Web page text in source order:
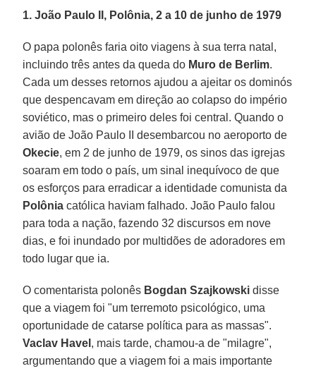
1. João Paulo II, Polônia, 2 a 10 de junho de 1979
O papa polonês faria oito viagens à sua terra natal,
incluindo três antes da queda do Muro de Berlim.
Cada um desses retornos ajudou a ajeitar os dominós
que despencavam em direção ao colapso do império
soviético, mas o primeiro deles foi central. Quando o
avião de João Paulo II desembarcou no aeroporto de
Okecie, em 2 de junho de 1979, os sinos das igrejas
soaram em todo o país, um sinal inequívoco de que
os esforços para erradicar a identidade comunista da
Polônia católica haviam falhado. João Paulo falou
para toda a nação, fazendo 32 discursos em nove
dias, e foi inundado por multidões de adoradores em
todo lugar que ia.
O comentarista polonês Bogdan Szajkowski disse
que a viagem foi "um terremoto psicológico, uma
oportunidade de catarse política para as massas".
Vaclav Havel , mais tarde, chamou-a de "milagre",
argumentando que a viagem foi a mais importante